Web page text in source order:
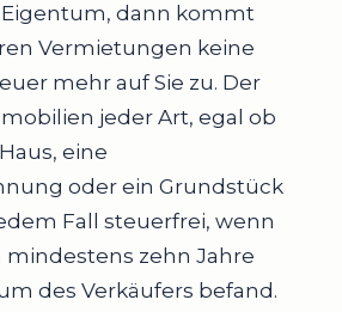
dann kommt
Vermietungen keine
mehr auf Sie zu. Der
jeder Art, egal ob
eine
oder ein Grundstück
Fall steuerfrei, wenn
mindestens zehn Jahre
des Verkäufers befand.